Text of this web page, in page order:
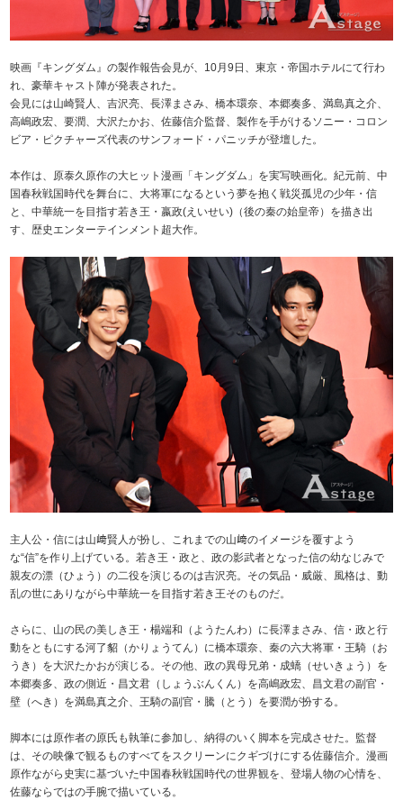
映画『キングダム』の製作報告会見が、10月9日、東京・帝国ホテルにて行わ
れ、豪華キャスト陣が発表された。
会見には山崎賢人、吉沢亮、長澤まさみ、橋本環奈、本郷奏多、満島真之介、
高嶋政宏、要潤、大沢たかお、佐藤信介監督、製作を手がけるソニー・コロン
ビア・ピクチャーズ代表のサンフォード・パニッチが登壇した。
本作は、原泰久原作の大ヒット漫画「キングダム」を実写映画化。紀元前、中
国春秋戦国時代を舞台に、大将軍になるという夢を抱く戦災孤児の少年・信
と、中華統一を目指す若き王・嬴政(えいせい)（後の秦の始皇帝）を描き出
す、歴史エンターテインメント超大作。
主人公・信には山﨑賢人が扮し、これまでの山﨑のイメージを覆すよう
な“信”を作り上げている。若き王・政と、政の影武者となった信の幼なじみで
親友の漂（ひょう）の二役を演じるのは吉沢亮。その気品・威厳、風格は、動
乱の世にありながら中華統一を目指す若き王そのものだ。
さらに、山の民の美しき王・楊端和（ようたんわ）に長澤まさみ、信・政と行
動をともにする河了貂（かりょうてん）に橋本環奈、秦の六大将軍・王騎（お
うき）を大沢たかおが演じる。その他、政の異母兄弟・成蟜（せいきょう）を
本郷奏多、政の側近・昌文君（しょうぶんくん）を高嶋政宏、昌文君の副官・
壁（へき）を満島真之介、王騎の副官・騰（とう）を要潤が扮する。
脚本には原作者の原氏も執筆に参加し、納得のいく脚本を完成させた。監督
は、その映像で観るものすべてをスクリーンにクギづけにする佐藤信介。漫画
原作ながら史実に基づいた中国春秋戦国時代の世界観を、登場人物の心情を、
佐藤ならではの手腕で描いている。